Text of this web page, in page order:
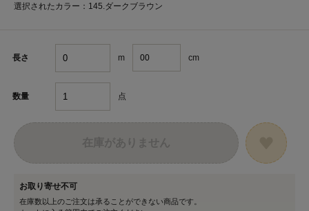
選択されたカラー：145.ダークブラウン
長さ m cm
数量 点
お取り寄せ不可
在庫数以上のご注文は承ることができない商品です。